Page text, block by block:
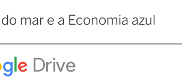
mar e a Economia azul